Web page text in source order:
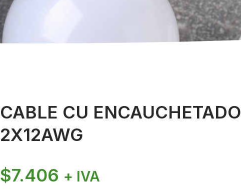
CABLE CU ENCAUCHETADO
2X12AWG
$7.406 + IVA